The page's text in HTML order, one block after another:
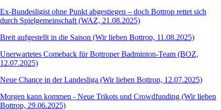
Ex-Bundesligist ohne Punkt abgestiegen – doch Bottrop rettet sich
durch Spielgemeinschaft (WAZ, 21.08.2025)
Breit aufgestellt in die Saison (Wir lieben Bottrop, 11.08.2025)
Unerwartetes Comeback für Bottroper Badminton-Team (BOZ,
12.07.2025)
Neue Chance in der Landesliga (Wir lieben Bottrop, 12.07.2025)
Morgen kann kommen - Neue Trikots und Crowdfunding (Wir lieben
Bottrop, 29.06.2025)